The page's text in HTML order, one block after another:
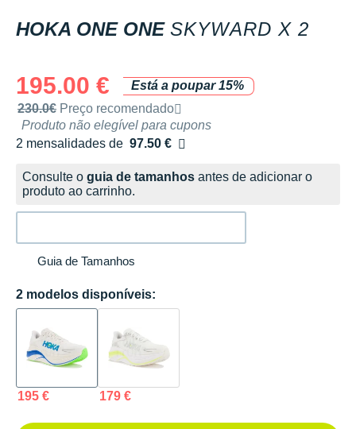
HOKA ONE ONE SKYWARD X 2
195.00 €
Está a poupar 15%
Preço de venda recomendado pela marca
230.0€ Preço recomendado
Produto não elegível para cupons
2 mensalidades de 97.50 €
sem custos
Consulte o guia de tamanhos antes de adicionar o
produto ao carrinho.
Guia de Tamanhos
2 modelos disponíveis:
195 € 179 €